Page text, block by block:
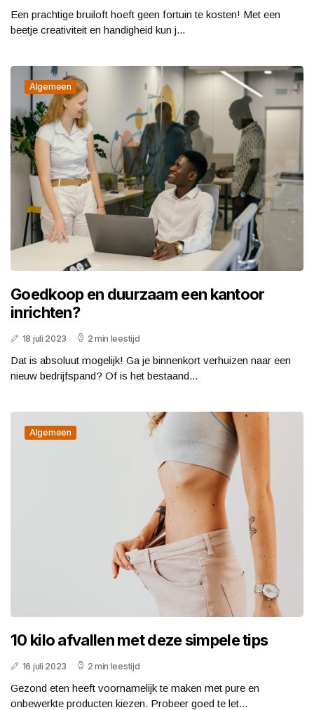
Een prachtige bruiloft hoeft geen fortuin te kosten! Met een
beetje creativiteit en handigheid kun j...
Algemeen
Goedkoop en duurzaam een kantoor
inrichten?
18 juli 2023 2 min leestijd
Dat is absoluut mogelijk! Ga je binnenkort verhuizen naar een
nieuw bedrijfspand? Of is het bestaand...
Algemeen
10 kilo afvallen met ​deze simpele tips
16 juli 2023 2 min leestijd
Gezond eten heeft voornamelijk te maken met pure en
onbewerkte producten kiezen. Probeer goed te let...